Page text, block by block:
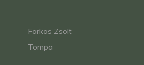
Farkas Zsolt
Tompa